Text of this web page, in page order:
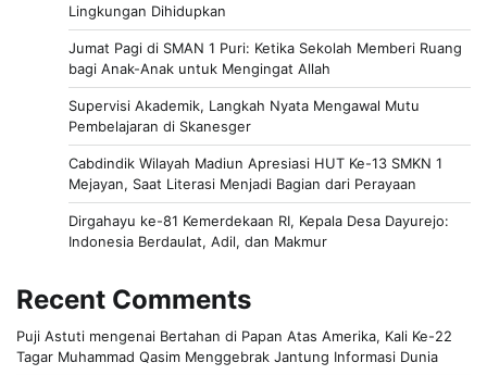
Lingkungan Dihidupkan
Jumat Pagi di SMAN 1 Puri: Ketika Sekolah Memberi Ruang
bagi Anak-Anak untuk Mengingat Allah
Supervisi Akademik, Langkah Nyata Mengawal Mutu
Pembelajaran di Skanesger
Cabdindik Wilayah Madiun Apresiasi HUT Ke-13 SMKN 1
Mejayan, Saat Literasi Menjadi Bagian dari Perayaan
Dirgahayu ke-81 Kemerdekaan RI, Kepala Desa Dayurejo:
Indonesia Berdaulat, Adil, dan Makmur
Recent Comments
Puji Astuti mengenai Bertahan di Papan Atas Amerika, Kali Ke-22
Tagar Muhammad Qasim Menggebrak Jantung Informasi Dunia